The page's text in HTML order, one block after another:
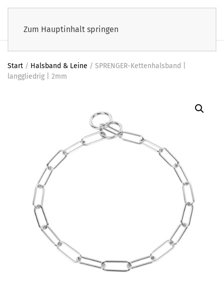
Zum Hauptinhalt springen
Start / Halsband & Leine / SPRENGER-Kettenhalsband |
langgliedrig | 2mm